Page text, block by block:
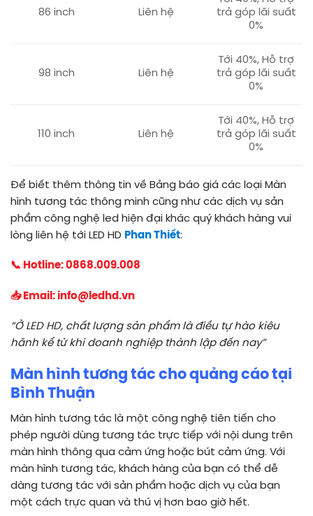
86 inch Liên hệ
trả góp lãi suất
0%
98 inch Liên hệ
Tới 40%, Hỗ trợ
trả góp lãi suất
0%
110 inch Liên hệ
Tới 40%, Hỗ trợ
trả góp lãi suất
0%
Để biết thêm thông tin về Bảng báo giá các loại Màn
hình tương tác thông minh cũng như các dịch vụ sản
phẩm công nghệ led hiện đại khác quý khách hàng vui
lòng liên hệ tới LED HD Phan Thiết:
📞 Hotline:0868.009.008
📥 Email: info@ledhd.vn
“Ở LED HD, chất lượng sản phẩm là điều tự hào kiêu
hãnh kể từ khi doanh nghiệp thành lập đến nay”
Màn hình tương tác cho quảng cáo tại
Bình Thuận
Màn hình tương tác là một công nghệ tiên tiến cho
phép người dùng tương tác trực tiếp với nội dung trên
màn hình thông qua cảm ứng hoặc bút cảm ứng. Với
màn hình tương tác, khách hàng của bạn có thể dễ
dàng tương tác với sản phẩm hoặc dịch vụ của bạn
một cách trực quan và thú vị hơn bao giờ hết.